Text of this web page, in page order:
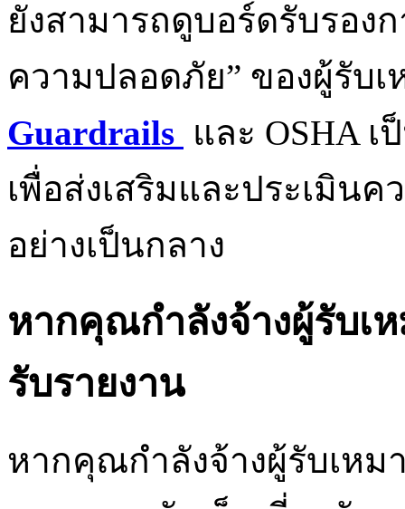
ยังสามารถดูบอร์ดรับรอง
ความปลอดภัย” ของผู้รับ
Guardrails และ OSHA
เพื่อส่งเสริมและประเมิน
อย่างเป็นกลาง
หากคุณกำลังจ้างผู้รับเ
รับรายงาน
หากคุณกำลังจ้างผู้รับเหม